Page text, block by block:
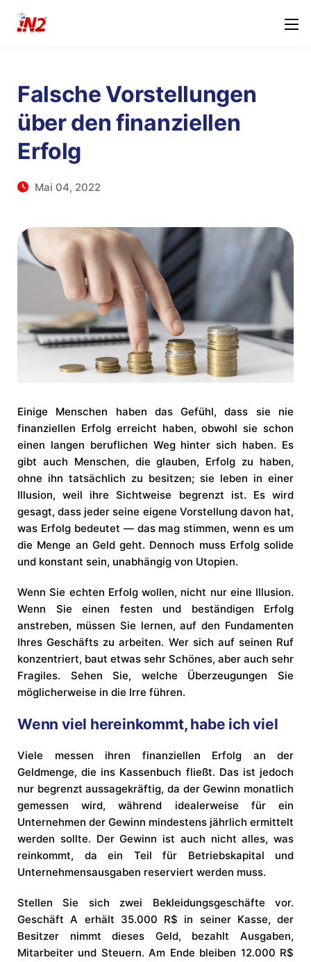
Falsche Vorstellungen
über den finanziellen
Erfolg
Mai 04, 2022
Einige Menschen haben das Gefühl, dass sie nie
finanziellen Erfolg erreicht haben, obwohl sie schon
einen langen beruflichen Weg hinter sich haben. Es
gibt auch Menschen, die glauben, Erfolg zu haben,
ohne ihn tatsächlich zu besitzen; sie leben in einer
Illusion, weil ihre Sichtweise begrenzt ist. Es wird
gesagt, dass jeder seine eigene Vorstellung davon hat,
was Erfolg bedeutet — das mag stimmen, wenn es um
die Menge an Geld geht. Dennoch muss Erfolg solide
und konstant sein, unabhängig von Utopien.
Wenn Sie echten Erfolg wollen, nicht nur eine Illusion.
Wenn Sie einen festen und beständigen Erfolg
anstreben, müssen Sie lernen, auf den Fundamenten
Ihres Geschäfts zu arbeiten. Wer sich auf seinen Ruf
konzentriert, baut etwas sehr Schönes, aber auch sehr
Fragiles. Sehen Sie, welche Überzeugungen Sie
möglicherweise in die Irre führen.
Wenn viel hereinkommt, habe ich viel
Viele messen ihren finanziellen Erfolg an der
Geldmenge, die ins Kassenbuch fließt. Das ist jedoch
nur begrenzt aussagekräftig, da der Gewinn monatlich
gemessen wird, während idealerweise für ein
Unternehmen der Gewinn mindestens jährlich ermittelt
werden sollte. Der Gewinn ist auch nicht alles, was
reinkommt, da ein Teil für Betriebskapital und
Unternehmensausgaben reserviert werden muss.
Stellen Sie sich zwei Bekleidungsgeschäfte vor.
Geschäft A erhält 35.000 R$ in seiner Kasse, der
Besitzer nimmt dieses Geld, bezahlt Ausgaben,
Mitarbeiter und Steuern. Am Ende bleiben 12.000 R$